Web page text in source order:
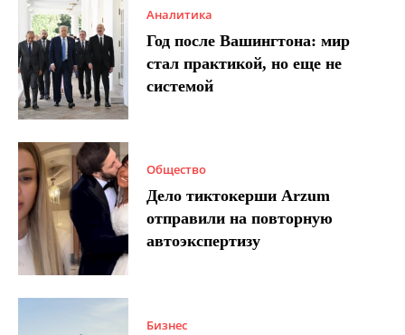
Аналитика
Год после Вашингтона: мир
стал практикой, но еще не
системой
Общество
Дело тиктокерши Arzum
отправили на повторную
автоэкспертизу
Бизнес